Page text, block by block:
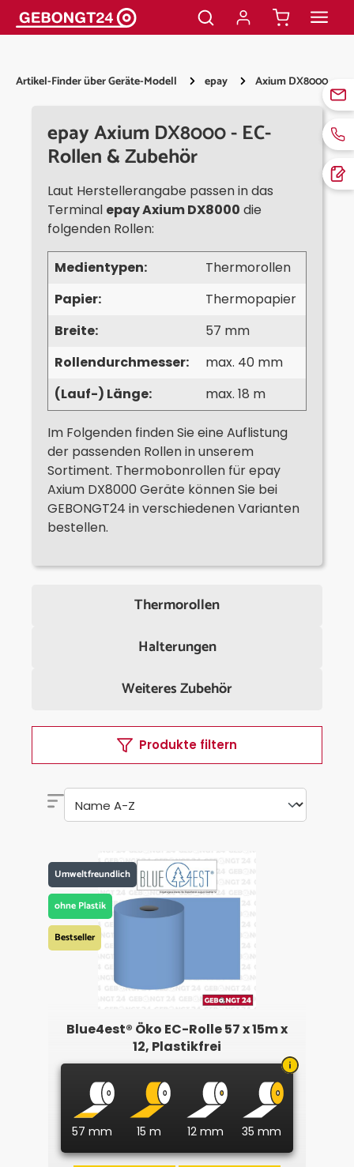
springen
Artikel-Finder über Geräte-Modell epay Axium DX8000
epay Axium DX8000 - EC-
Rollen & Zubehör
Laut Herstellerangabe passen in das
Terminal epay Axium DX8000 die
folgenden Rollen:
Medientypen:
Thermorollen
Papier:
Thermopapier
Breite:
57 mm
Rollendurchmesser:
max. 40 mm
(Lauf-) Länge:
max. 18 m
Im Folgenden finden Sie eine Auflistung
der passenden Rollen in unserem
Sortiment. Thermobonrollen für epay
Axium DX8000 Geräte können Sie bei
GEBONGT24 in verschiedenen Varianten
bestellen.
Thermorollen
Halterungen
Weiteres Zubehör
Produkte filtern
Umweltfreundlich
ohne Plastik
Bestseller
Blue4est® Öko EC-Rolle 57 x 15m x
12, Plastikfrei
57 mm 15 m 12 mm 35 mm